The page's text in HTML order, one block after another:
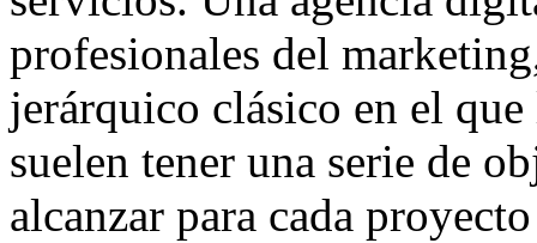
profesionales del
jerárquico clásico en el
suelen tener una serie de
alcanzar para cada